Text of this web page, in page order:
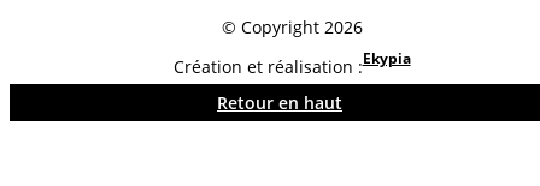
© Copyright 2026
Création et réalisation :Ekypia
Retour en haut